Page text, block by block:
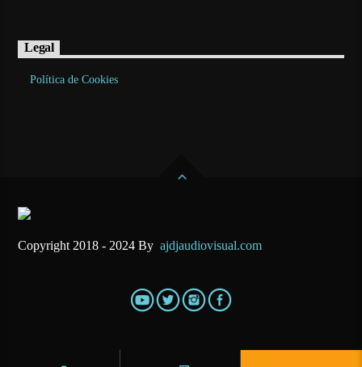
Legal
Política de Cookies
Copyright 2018 - 2024 Byajdjaudiovisual.com